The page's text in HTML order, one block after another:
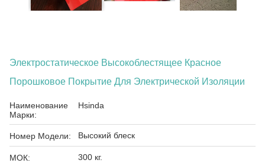
Электростатическое Высокоблестящее Красное
Порошковое Покрытие Для Электрической Изоляции
Наименование
Марки:
Hsinda
Номер Модели: Высокий блеск
МОК: 300 кг.